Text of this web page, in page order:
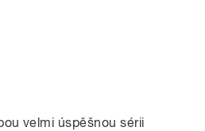
velmi úspěšnou sérii